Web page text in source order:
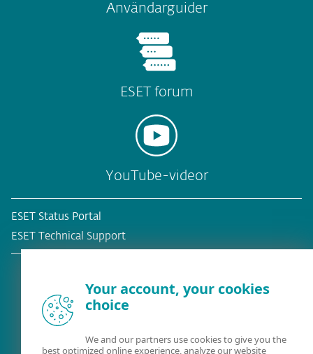
Användarguider
ESET forum
YouTube-videor
ESET Status Portal
ESET Technical Support
Your account, your cookies
choice
We and our partners use cookies to give you the
best optimized online experience, analyze our website